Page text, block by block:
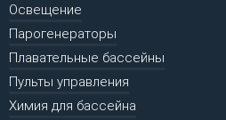
Освещение
Парогенераторы
Плавательные бассейны
Пульты управления
Химия для бассейна